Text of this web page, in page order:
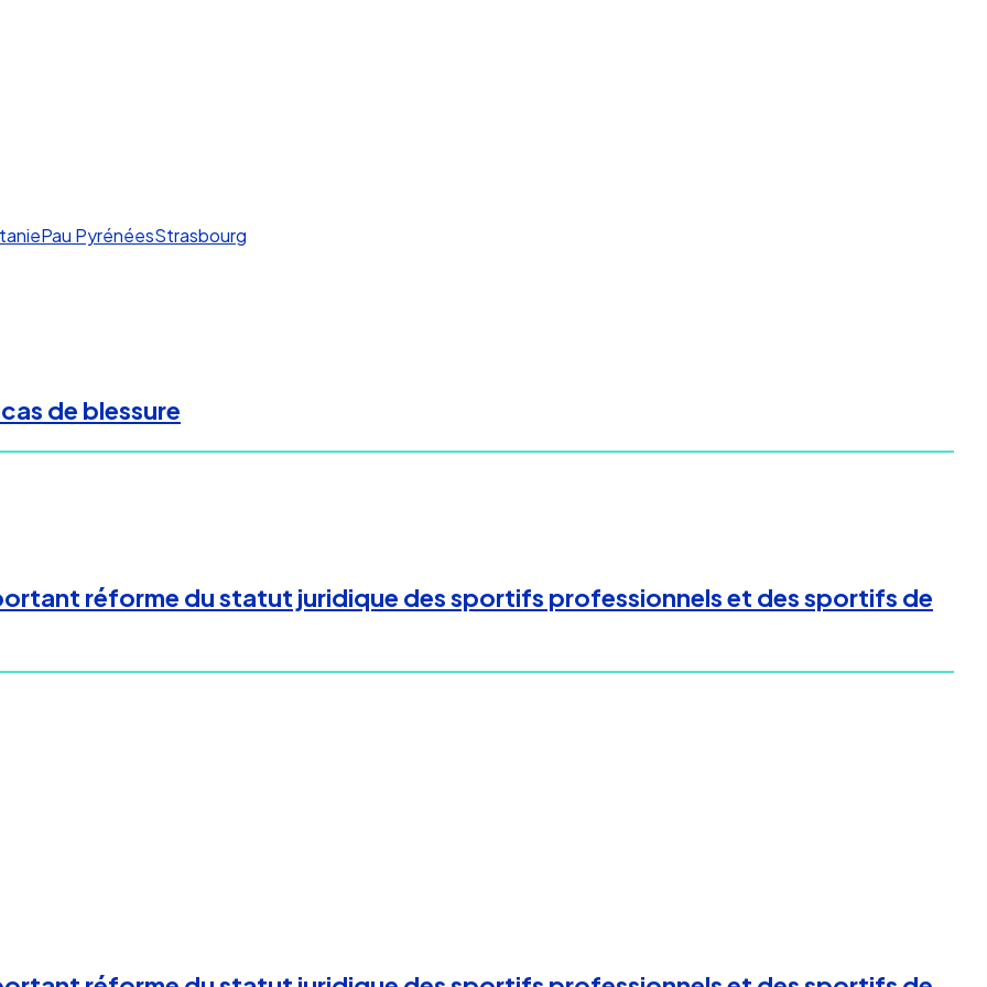
de blessure
réforme du statut juridique des sportifs professionnels et des sportifs de